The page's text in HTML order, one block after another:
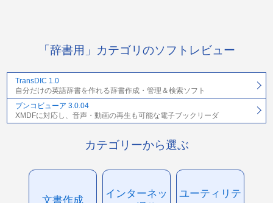
「辞書用」カテゴリのソフトレビュー
TransDIC 1.0
自分だけの英語辞書を作れる辞書作成・管理＆検索ソフト
ブンコビューア 3.0.04
XMDFに対応し、音声・動画の再生も可能な電子ブックリーダ
カテゴリーから選ぶ
文書作成
インターネッ
ユーティリテ